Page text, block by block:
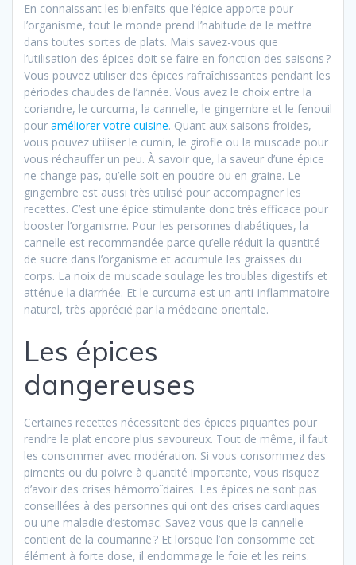
En connaissant les bienfaits que l’épice apporte pour
l’organisme, tout le monde prend l’habitude de le mettre
dans toutes sortes de plats. Mais savez-vous que
l’utilisation des épices doit se faire en fonction des saisons ?
Vous pouvez utiliser des épices rafraîchissantes pendant les
périodes chaudes de l’année. Vous avez le choix entre la
coriandre, le curcuma, la cannelle, le gingembre et le fenouil
pour améliorer votre cuisine. Quant aux saisons froides,
vous pouvez utiliser le cumin, le girofle ou la muscade pour
vous réchauffer un peu. À savoir que, la saveur d’une épice
ne change pas, qu’elle soit en poudre ou en graine. Le
gingembre est aussi très utilisé pour accompagner les
recettes. C’est une épice stimulante donc très efficace pour
booster l’organisme. Pour les personnes diabétiques, la
cannelle est recommandée parce qu’elle réduit la quantité
de sucre dans l’organisme et accumule les graisses du
corps. La noix de muscade soulage les troubles digestifs et
atténue la diarrhée. Et le curcuma est un anti-inflammatoire
naturel, très apprécié par la médecine orientale.
Les épices
dangereuses
Certaines recettes nécessitent des épices piquantes pour
rendre le plat encore plus savoureux. Tout de même, il faut
les consommer avec modération. Si vous consommez des
piments ou du poivre à quantité importante, vous risquez
d’avoir des crises hémorroïdaires. Les épices ne sont pas
conseillées à des personnes qui ont des crises cardiaques
ou une maladie d’estomac. Savez-vous que la cannelle
contient de la coumarine ? Et lorsque l’on consomme cet
élément à forte dose, il endommage le foie et les reins.